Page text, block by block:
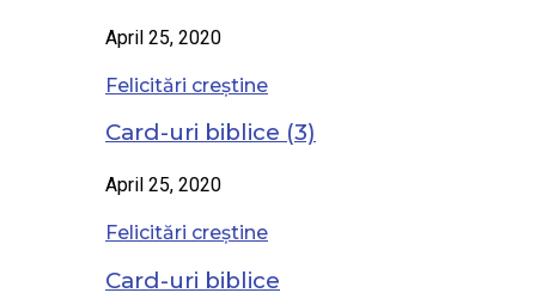
April 25, 2020
Felicitări creștine
Card-uri biblice (3)
April 25, 2020
Felicitări creștine
Card-uri biblice